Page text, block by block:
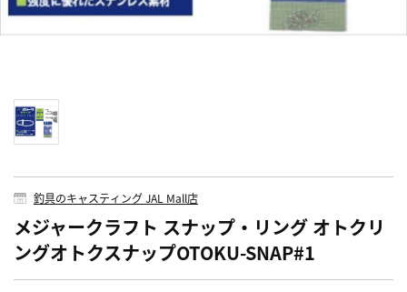
釣具のキャスティング JAL Mall店
メジャークラフト スナップ・リング オトクリ
ングオトクスナップOTOKU-SNAP#1